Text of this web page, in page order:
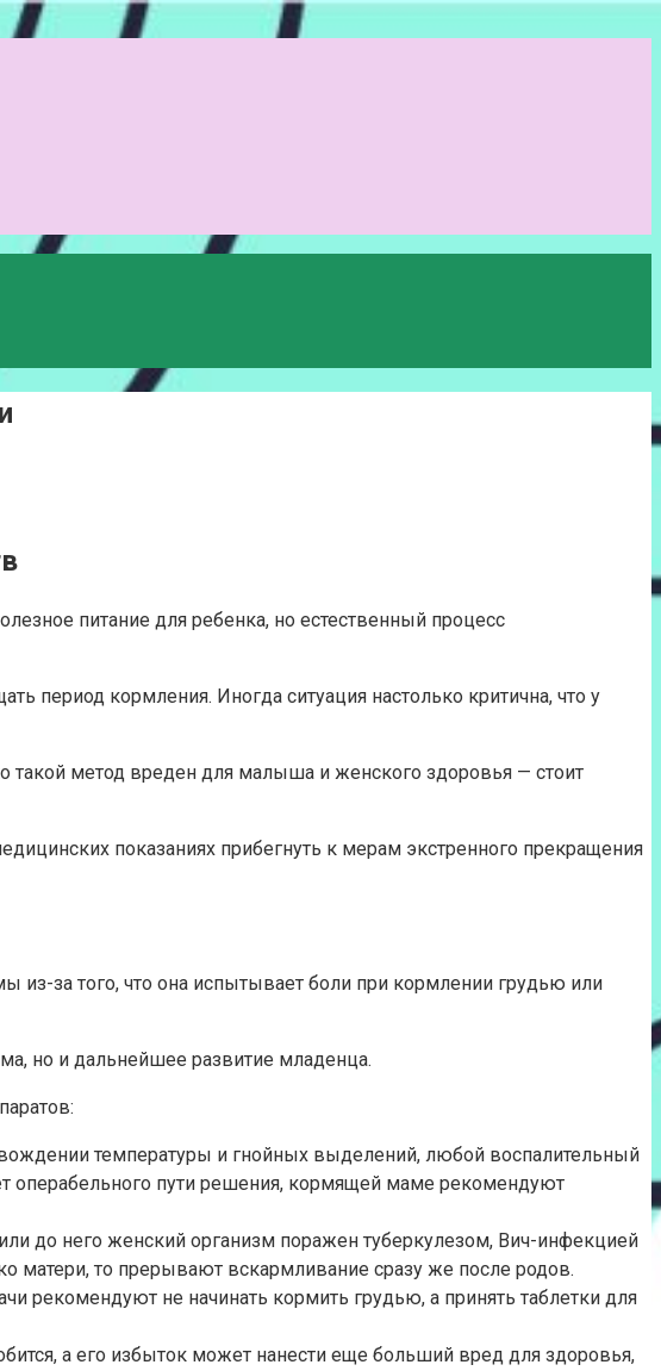
питание для ребенка, но естественный процесс
период кормления. Иногда ситуация настолько критична, что у
такой метод вреден для малыша и женского здоровья — стоит
показаниях прибегнуть к мерам экстренного прекращения
за того, что она испытывает боли при кормлении грудью или
но и дальнейшее развитие младенца.
температуры и гнойных выделений, любой воспалительный
операбельного пути решения, кормящей маме рекомендуют
до него женский организм поражен туберкулезом, Вич-инфекцией
матери, то прерывают вскармливание сразу же после родов.
рекомендуют не начинать кормить грудью, а принять таблетки для
а его избыток может нанести еще больший вред для здоровья,